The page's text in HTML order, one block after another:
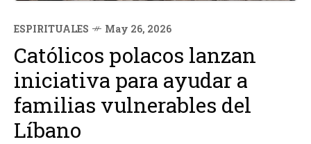
ESPIRITUALES May 26, 2026
Católicos polacos lanzan
iniciativa para ayudar a
familias vulnerables del
Líbano